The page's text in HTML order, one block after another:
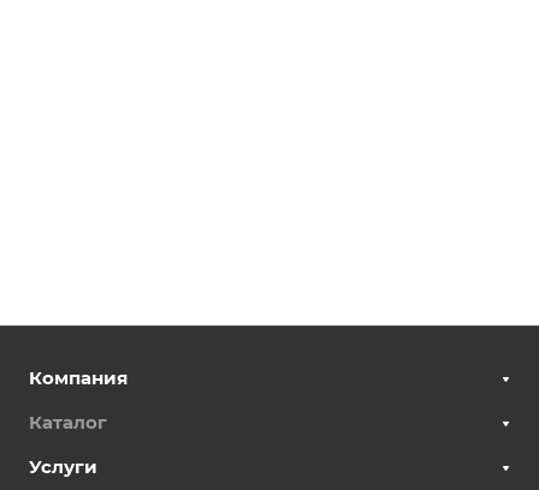
Компания
Каталог
Услуги